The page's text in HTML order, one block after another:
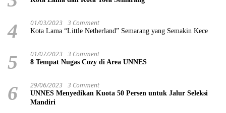
4 01/03/2023 3 Comment
Kota Lama “Little Netherland” Semarang yang Semakin Kece
5 01/07/2023 3 Comment
8 Tempat Nugas Cozy di Area UNNES
6 29/06/2023 3 Comment
UNNES Menyedikan Kuota 50 Persen untuk Jalur Seleksi
Mandiri